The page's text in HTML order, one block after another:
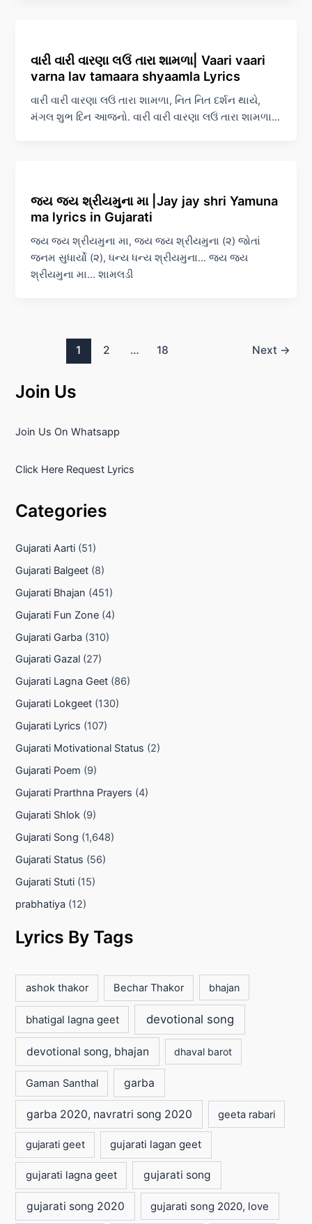
વારી વારી વારણા લઉં તારા શામળા| Vaari vaari
varna lav tamaara shyaamla Lyrics
વારી વારી વારણા લઉં તારા શામળા, નિત નિત દર્શન થાયે,
મંગલ શુભ દિન આજનો. વારી વારી વારણા લઉં તારા શામળા…
જય જય શ્રીયમુના મા |Jay jay shri Yamuna
ma lyrics in Gujarati
જય જય શ્રીયમુના મા, જય જય શ્રીયમુના (૨) જોતાં
જનમ સુધાર્યો (૨), ધન્ય ધન્ય શ્રીયમુના… જય જય
શ્રીયમુના મા… શામલડી
1 2 … 18 Next →
Join Us
Join Us On Whatsapp
Click Here Request Lyrics
Categories
Gujarati Aarti (51)
Gujarati Balgeet (8)
Gujarati Bhajan (451)
Gujarati Fun Zone (4)
Gujarati Garba (310)
Gujarati Gazal (27)
Gujarati Lagna Geet (86)
Gujarati Lokgeet (130)
Gujarati Lyrics (107)
Gujarati Motivational Status (2)
Gujarati Poem (9)
Gujarati Prarthna Prayers (4)
Gujarati Shlok (9)
Gujarati Song (1,648)
Gujarati Status (56)
Gujarati Stuti (15)
prabhatiya (12)
Lyrics By Tags
ashok thakor Bechar Thakor bhajan
bhatigal lagna geet devotional song
devotional song, bhajan dhaval barot
Gaman Santhal garba
garba 2020, navratri song 2020 geeta rabari
gujarati geet gujarati lagan geet
gujarati lagna geet gujarati song
gujarati song 2020 gujarati song 2020, love